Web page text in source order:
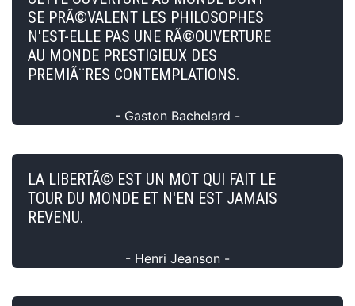
SE PRÃ©VALENT LES PHILOSOPHES
N'EST-ELLE PAS UNE RÃ©OUVERTURE
AU MONDE PRESTIGIEUX DES
PREMIÃ¨RES CONTEMPLATIONS.
- Gaston Bachelard -
LA LIBERTÃ© EST UN MOT QUI FAIT LE
TOUR DU MONDE ET N'EN EST JAMAIS
REVENU.
- Henri Jeanson -